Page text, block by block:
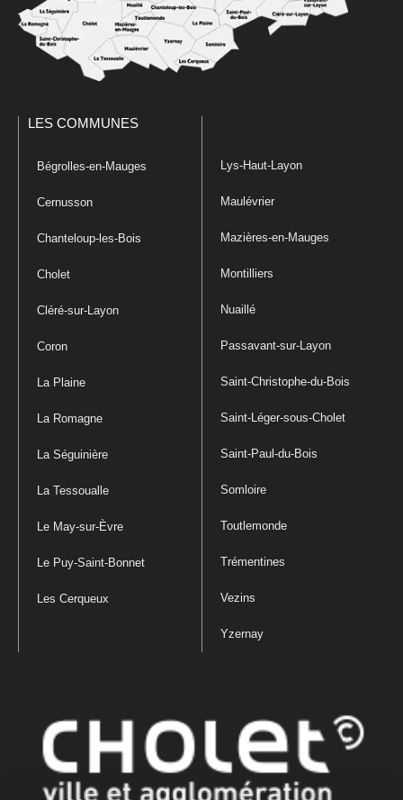
LES COMMUNES
Bégrolles-en-Mauges
Cernusson
Chanteloup-les-Bois
Cholet
Cléré-sur-Layon
Coron
La Plaine
La Romagne
La Séguinière
La Tessoualle
Le May-sur-Èvre
Le Puy-Saint-Bonnet
Les Cerqueux
Lys-Haut-Layon
Maulévrier
Mazières-en-Mauges
Montilliers
Nuaillé
Passavant-sur-Layon
Saint-Christophe-du-Bois
Saint-Léger-sous-Cholet
Saint-Paul-du-Bois
Somloire
Toutlemonde
Trémentines
Vezins
Yzernay